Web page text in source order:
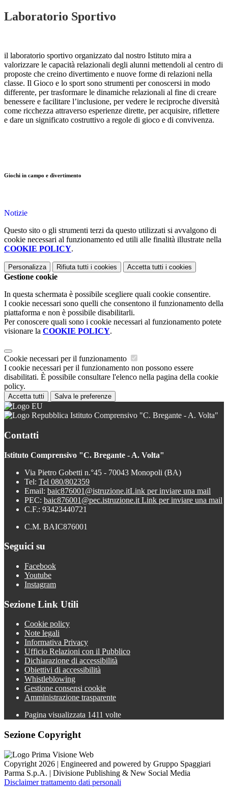
Laboratorio Sportivo
il laboratorio sportivo organizzato dal nostro Istituto mira a
valorizzare le capacità relazionali degli alunni mettendoli al centro di
proposte che creino divertimento e nuove forme di relazioni nella
classe. Il Gioco e lo sport sono strumenti per conoscersi in modo
differente, per trasformare le dinamiche relazionali al fine di creare
benessere e facilitare l’inclusione, per vedere le reciproche diversità
come ricchezza attraverso esperienze dirette, per acquisire, riflettere
e dare un significato costruttivo a regole di gioco e di convivenza.
Giochi in campo e divertimento
Notizie
Questo sito o gli strumenti terzi da questo utilizzati si avvalgono di
cookie necessari al funzionamento ed utili alle finalità illustrate nella
COOKIE POLICY.
Personalizza Rifiuta tutti i cookies Accetta tutti i cookies
Gestione cookie
In questa schermata è possibile scegliere quali cookie consentire.
I cookie necessari sono quelli che consentono il funzionamento della
piattaforma e non è possibile disabilitarli.
Per conoscere quali sono i cookie necessari al funzionamento potete
visionare la COOKIE POLICY.
Cookie necessari per il funzionamento
I cookie necessari per il funzionamento non possono essere
disabilitati. È possibile consultare l'elenco nella pagina della cookie
policy.
Accetta tutti Salva le preferenze
Istituto Comprensivo "C. Bregante - A. Volta"
Contatti
Istituto Comprensivo "C. Bregante - A. Volta"
Via Pietro Gobetti n.°45 - 70043 Monopoli (BA)
Tel: Tel 080/802359
Email: baic876001@istruzione.itLink per inviare una mail
PEC: baic876001@pec.istruzione.it Link per inviare una mail
C.F.: 93423440721
C.M. BAIC876001
Seguici su
Facebook
Youtube
Instagram
Sezione Link Utili
Cookie policy
Note legali
Informativa Privacy
Ufficio Relazioni con il Pubblico
Dichiarazione di accessibilità
Obiettivi di accessibilità
Whistleblowing
Gestione consensi cookie
Amministrazione trasparente
Pagina visualizzata 1411 volte
Sezione Copyright
Copyright 2026 | Engineered and powered by Gruppo Spaggiari
Parma S.p.A. | Divisione Publishing & New Social Media
Disclaimer trattamento dati personali